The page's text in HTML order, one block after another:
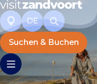
DE
Suchen & Buchen